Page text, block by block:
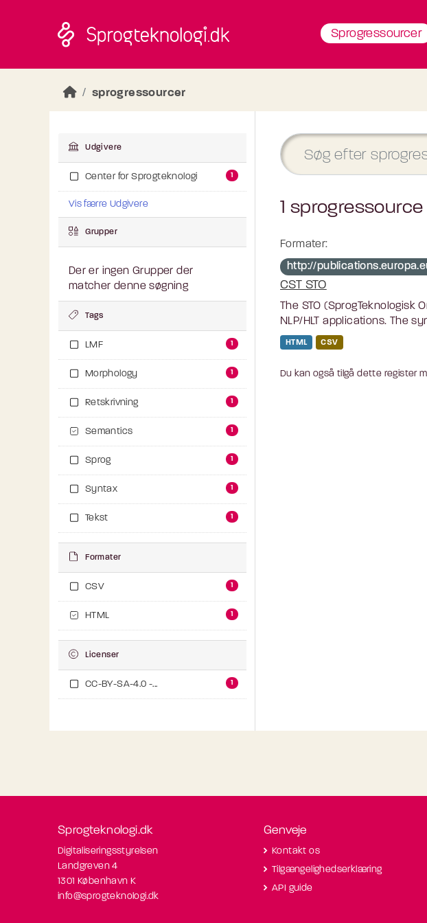
Sprogressourcer
sprogressourcer
Udgivere
Center for Sprogteknologi 1
Vis færre Udgivere
Grupper
Der er ingen Grupper der
matcher denne søgning
Tags
LMF 1
Morphology 1
Retskrivning 1
Semantics 1
Sprog 1
Syntax 1
Tekst 1
Formater
CSV 1
HTML 1
Licenser
CC-BY-SA-4.0 -... 1
1
Formater:
http://
CST STO
The STO
NLP/HLT applications. The
HTML CSV
Du kan også tilgå dette register
Sprogteknologi.dk
Digitaliseringsstyrelsen
Landgreven 4
1301 København K
info@sprogteknologi.dk
Genveje
Kontakt os
Tilgængelighedserklæring
API guide